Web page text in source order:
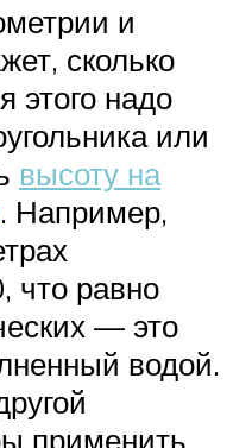
и
сколько
этого надо
или
высоту на
. Например,
что равно
— это
водой.
применить